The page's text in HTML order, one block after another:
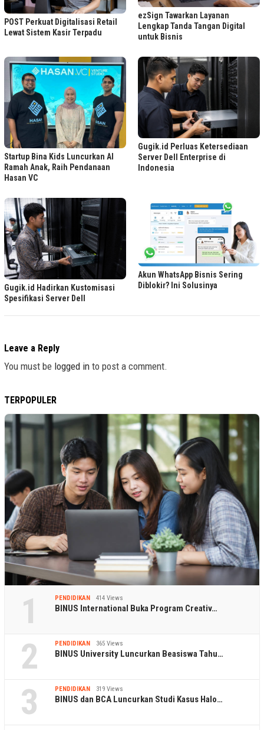
POST Perkuat Digitalisasi Retail
Lewat Sistem Kasir Terpadu
ezSign Tawarkan Layanan
Lengkap Tanda Tangan Digital
untuk Bisnis
Startup Bina Kids Luncurkan AI
Ramah Anak, Raih Pendanaan
Hasan VC
Gugik.id Perluas Ketersediaan
Server Dell Enterprise di
Indonesia
Gugik.id Hadirkan Kustomisasi
Spesifikasi Server Dell
Akun WhatsApp Bisnis Sering
Diblokir? Ini Solusinya
Leave a Reply
You must be logged in to post a comment.
TERPOPULER
1 PENDIDIKAN 414 Views
BINUS International Buka Program Creativ…
2 PENDIDIKAN 365 Views
BINUS University Luncurkan Beasiswa Tahu…
3 PENDIDIKAN 319 Views
BINUS dan BCA Luncurkan Studi Kasus Halo…